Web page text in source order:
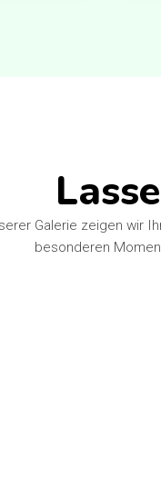
Galerie zeigen wir
besonderen